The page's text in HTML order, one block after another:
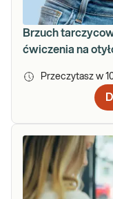
Brzuch
ćwiczenia na
Przeczytasz w